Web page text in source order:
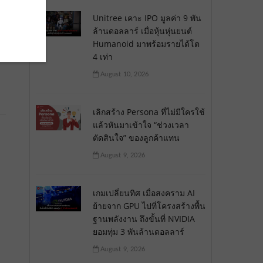
Unitree เคาะ IPO มูลค่า 9 พัน
ล้านดอลลาร์ เมื่อหุ้นหุ่นยนต์
Humanoid มาพร้อมรายได้โต
4 เท่า
August 10, 2026
เลิกสร้าง Persona ที่ไม่มีใครใช้
แล้วหันมาเข้าใจ “ช่วงเวลา
ตัดสินใจ” ของลูกค้าแทน
August 9, 2026
เกมเปลี่ยนทิศ เมื่อสงคราม AI
ย้ายจาก GPU ไปที่โครงสร้างพื้น
ฐานพลังงาน ถึงขั้นที่ NVIDIA
ยอมทุ่ม 3 พันล้านดอลลาร์
August 9, 2026